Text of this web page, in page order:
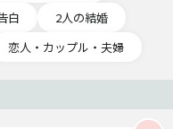
白
2人の結婚
恋人・カップル・夫婦